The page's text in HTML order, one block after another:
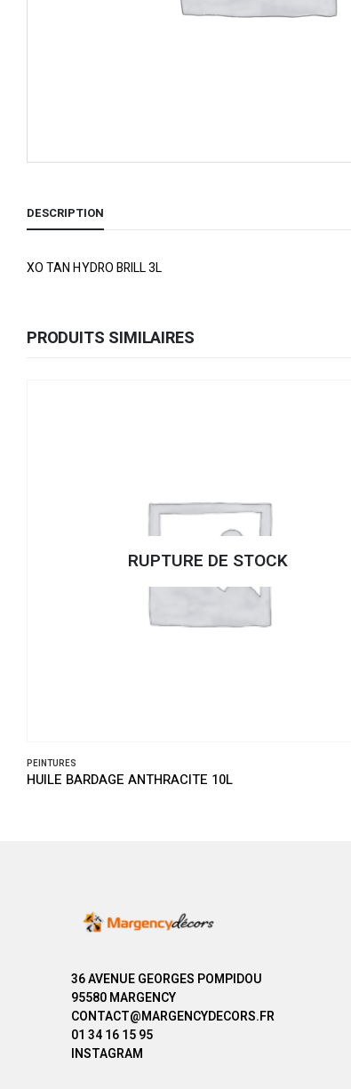
DESCRIPTION
XO TAN HYDRO BRILL 3L
PRODUITS SIMILAIRES
RUPTURE DE STOCK
PEINTURES
HUILE BARDAGE ANTHRACITE 10L
36 AVENUE GEORGES POMPIDOU
95580 MARGENCY
CONTACT@MARGENCYDECORS.FR
01 34 16 15 95
INSTAGRAM